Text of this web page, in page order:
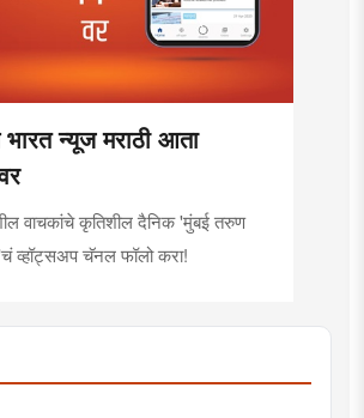
न्यूज मराठी आता
वाचकांचे कृतिशील दैनिक 'मुंबई तरुण
व्हॉट्सअप चॅनल फॉलो करा!